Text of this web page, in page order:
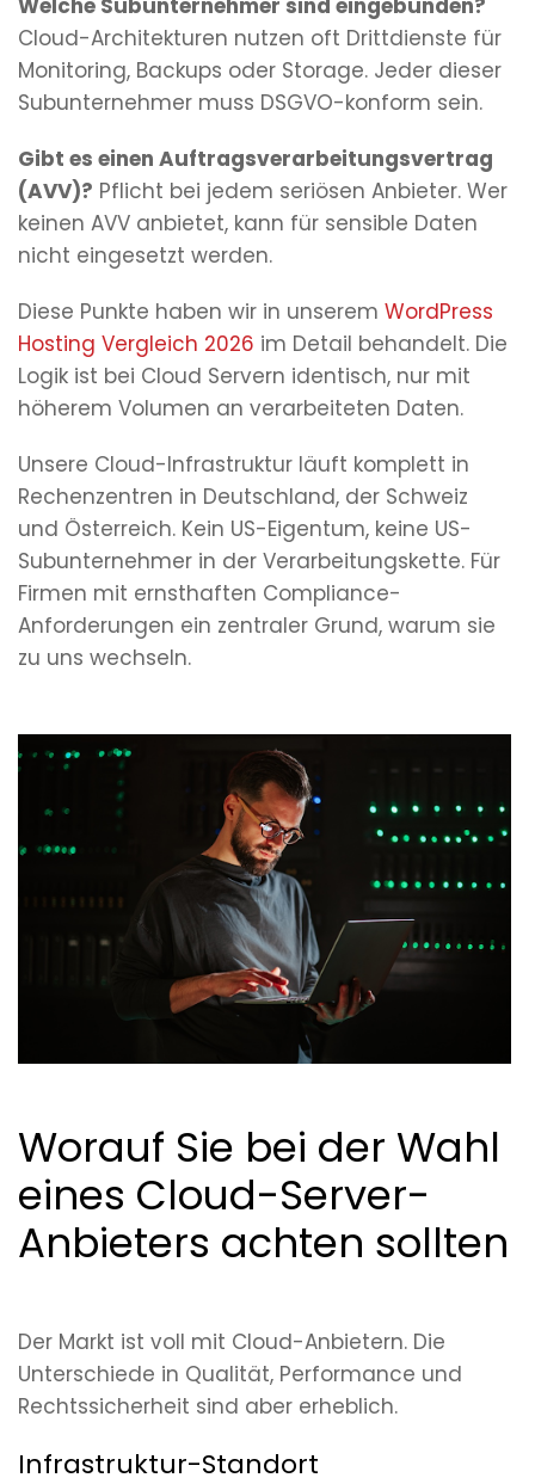
Cloud-Architekturen nutzen oft Drittdienste für
Monitoring, Backups oder Storage. Jeder dieser
Subunternehmer muss DSGVO-konform sein.
Gibt es einen Auftragsverarbeitungsvertrag
(AVV)? Pflicht bei jedem seriösen Anbieter. Wer
keinen AVV anbietet, kann für sensible Daten
nicht eingesetzt werden.
Diese Punkte haben wir in unserem WordPress
Hosting Vergleich 2026 im Detail behandelt. Die
Logik ist bei Cloud Servern identisch, nur mit
höherem Volumen an verarbeiteten Daten.
Unsere Cloud-Infrastruktur läuft komplett in
Rechenzentren in Deutschland, der Schweiz
und Österreich. Kein US-Eigentum, keine US-
Subunternehmer in der Verarbeitungskette. Für
Firmen mit ernsthaften Compliance-
Anforderungen ein zentraler Grund, warum sie
zu uns wechseln.
Worauf Sie bei der Wahl
eines Cloud-Server-
Anbieters achten sollten
Der Markt ist voll mit Cloud-Anbietern. Die
Unterschiede in Qualität, Performance und
Rechtssicherheit sind aber erheblich.
Infrastruktur-Standort